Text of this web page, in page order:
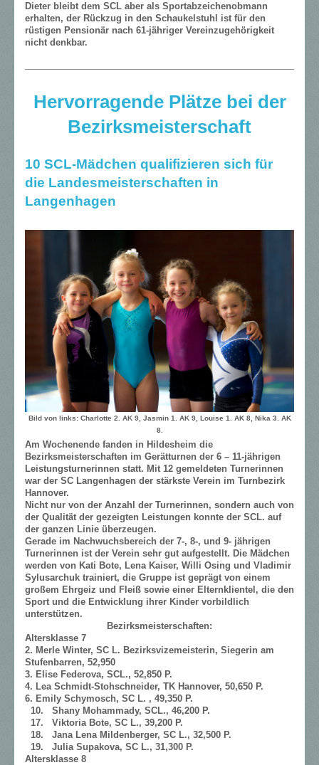
Dieter bleibt dem SCL aber als Sportabzeichenobmann
erhalten, der Rückzug in den Schaukelstuhl ist für den
rüstigen Pensionär nach 61-jähriger Vereinzugehörigkeit
nicht denkbar.
Hervorragende Plätze bei der
Bezirksmeisterschaft
10 SCL-Mädchen qualifizieren sich für
die Landesmeisterschaften in
Langenhagen
Bild von links: Charlotte 2. AK 9, Jasmin 1. AK 9, Louise 1. AK 8, Nika 3. AK
8.
Am Wochenende fanden in Hildesheim die
Bezirksmeisterschaften im Gerätturnen der 6 – 11-jährigen
Leistungsturnerinnen statt. Mit 12 gemeldeten Turnerinnen
war der SC Langenhagen der stärkste Verein im Turnbezirk
Hannover.
Nicht nur von der Anzahl der Turnerinnen, sondern auch von
der Qualität der gezeigten Leistungen konnte der SCL. auf
der ganzen Linie überzeugen.
Gerade im Nachwuchsbereich der 7-, 8-, und 9- jährigen
Turnerinnen ist der Verein sehr gut aufgestellt. Die Mädchen
werden von Kati Bote, Lena Kaiser, Willi Osing und Vladimir
Sylusarchuk trainiert, die Gruppe ist geprägt von einem
großem Ehrgeiz und Fleiß sowie einer Elternklientel, die den
Sport und die Entwicklung ihrer Kinder vorbildlich
unterstützen.
Bezirksmeisterschaften:
Altersklasse 7
2. Merle Winter, SC L. Bezirksvizemeisterin, Siegerin am
Stufenbarren, 52,950
3. Elise Federova, SCL., 52,850 P.
4. Lea Schmidt-Stohschneider, TK Hannover, 50,650 P.
6. Emily Schymosch, SC L. , 49,350 P.
10. Shany Mohammady, SCL., 46,200 P.
17. Viktoria Bote, SC L., 39,200 P.
18. Jana Lena Mildenberger, SC L., 32,500 P.
19. Julia Supakova, SC L., 31,300 P.
Altersklasse 8